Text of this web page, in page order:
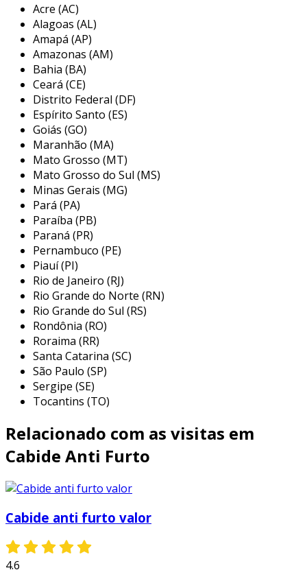
serem esteticamente agradáveis e funcionais.
com diversos formatos e tamanhos, esses
cabides atendem a diferentes tipos de
vestuário, garantindo que a apresentação dos
produtos se mantenha atrativa para os
clientes.
principais aplicações dos cabides
anti-furto
os cabides anti-furto são amplamente
utilizados em diversas indústrias que lidam com
produtos de vestuário e acessórios. os
principais locais onde esses cabides são
aplicados incluem:
lojas de roupas:cabides anti-furto são
frequentemente usados em boutiques e
grandes redes de varejo, onde o risco de
furto é mais elevado, permitindo uma
proteção efetiva sem comprometer a
apresentação das peças.
departamentos de moda:
lojas que apresentam roupas de alto
valor, os cabides anti-furto oferecem
integridade do estoque.
eventos de moda:durante desfiles e
garante que as peças em exibição
danos.
armazéns e depósitos:
também podem ser utilizados em
Acre (AC)
Alagoas (AL)
Amapá (AP)
Amazonas (AM)
Bahia (BA)
Ceará (CE)
Distrito Federal (DF)
Espírito Santo (ES)
Goiás (GO)
Maranhão (MA)
Mato Grosso (MT)
Mato Grosso do Sul (MS)
Minas Gerais (MG)
Pará (PA)
Paraíba (PB)
Paraná (PR)
Pernambuco (PE)
Piauí (PI)
Rio de Janeiro (RJ)
Rio Grande do Norte (RN)
Rio Grande do Sul (RS)
Rondônia (RO)
Roraima (RR)
Santa Catarina (SC)
São Paulo (SP)
Sergipe (SE)
Tocantins (TO)
Relacionado com as visitas em
Cabide Anti Furto
Cabide anti furto valor
4.6